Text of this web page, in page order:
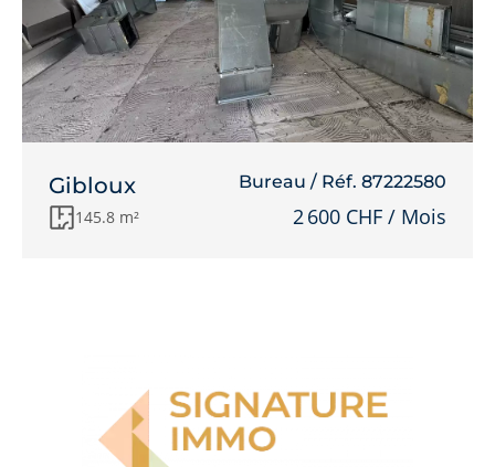
Gibloux
Bureau / Réf. 87222580
145.8 m²
2 600 CHF / Mois